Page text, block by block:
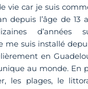
vie car je suis
depuis l’âge de 13
d’années
me suis installé
en
au monde. En
les plages, le